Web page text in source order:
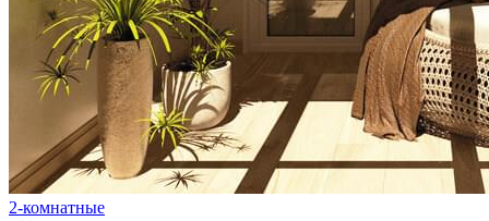
2-комнатные